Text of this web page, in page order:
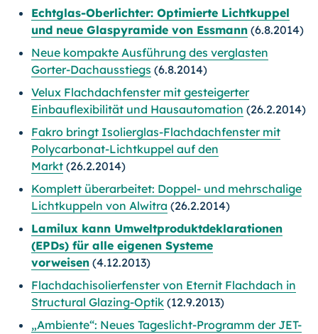
Echtglas-Oberlichter: Optimierte Lichtkuppel
und neue Glaspyramide von Essmann (6.8.2014)
Neue kompakte Ausführung des verglasten
Gorter-Dachausstiegs (6.8.2014)
Velux Flachdachfenster mit gesteigerter
Einbauflexibilität und Hausautomation (26.2.2014)
Fakro bringt Isolierglas-Flachdachfenster mit
Polycarbonat-Lichtkuppel auf den
Markt (26.2.2014)
Komplett überarbeitet: Doppel- und mehrschalige
Lichtkuppeln von Alwitra (26.2.2014)
Lamilux kann Umweltproduktdeklarationen
(EPDs) für alle eigenen Systeme
vorweisen (4.12.2013)
Flachdachisolierfenster von Eternit Flachdach in
Structural Glazing-Optik (12.9.2013)
„Ambiente“: Neues Tageslicht-Programm der JET-